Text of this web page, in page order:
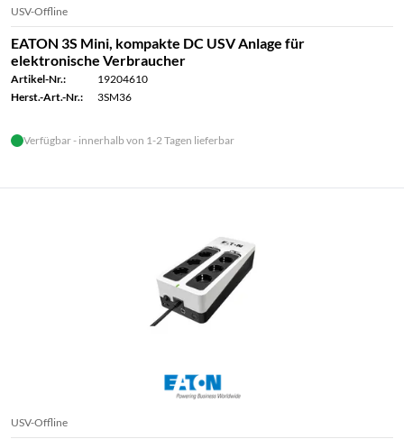
USV-Offline
EATON 3S Mini, kompakte DC USV Anlage für
elektronische Verbraucher
Artikel-Nr.:
19204610
Herst.-Art.-Nr.:
3SM36
Verfügbar - innerhalb von 1-2 Tagen lieferbar
USV-Offline